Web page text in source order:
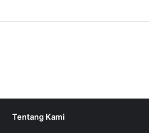
Tentang Kami